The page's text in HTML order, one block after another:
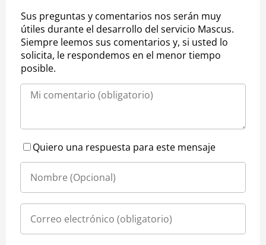
Sus preguntas y comentarios nos serán muy
útiles durante el desarrollo del servicio Mascus.
Siempre leemos sus comentarios y, si usted lo
solicita, le respondemos en el menor tiempo
posible.
Quiero una respuesta para este mensaje